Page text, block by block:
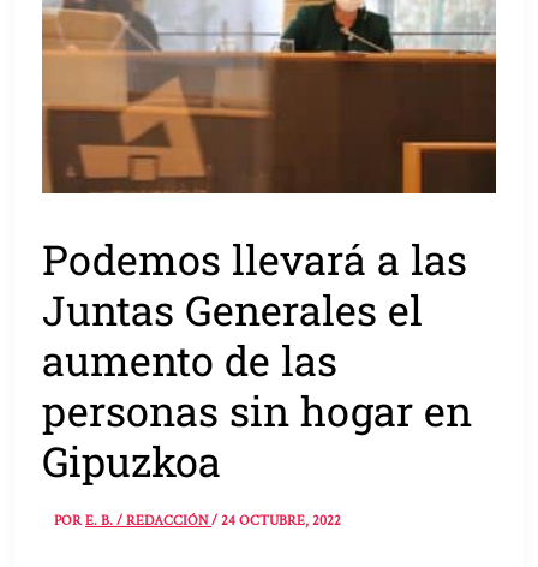
Podemos llevará a las
Juntas Generales el
aumento de las
personas sin hogar en
Gipuzkoa
PORE. B. / REDACCIÓN/24 OCTUBRE, 2022